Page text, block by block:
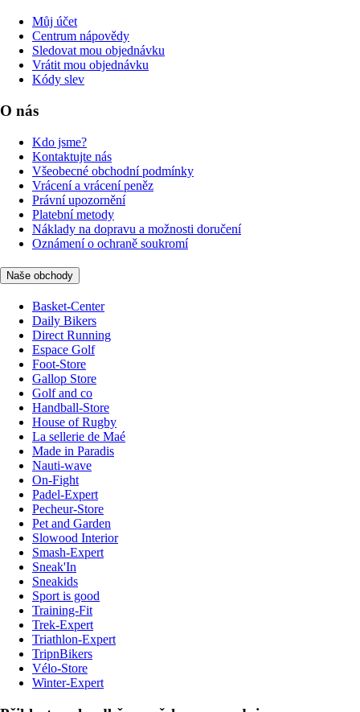
Můj účet
Centrum nápovědy
Sledovat mou objednávku
Vrátit mou objednávku
Kódy slev
O nás
Kdo jsme?
Kontaktujte nás
Všeobecné obchodní podmínky
Vrácení a vrácení peněz
Právní upozornění
Platební metody
Náklady na dopravu a možnosti doručení
Oznámení o ochraně soukromí
Naše obchody
Basket-Center
Daily Bikers
Direct Running
Espace Golf
Foot-Store
Gallop Store
Golf and co
Handball-Store
House of Rugby
La sellerie de Maé
Made in Paradis
Nauti-wave
On-Fight
Padel-Expert
Pecheur-Store
Pet and Garden
Slowood Interior
Smash-Expert
Sneak'In
Sneakids
Sport is good
Training-Fit
Trek-Expert
Triathlon-Expert
TripnBikers
Vélo-Store
Winter-Expert